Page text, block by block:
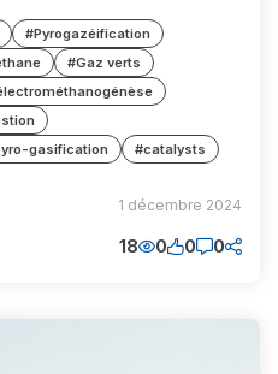
#Pyrogazéification
#Gaz verts
gasification #catalysts
1 décembre 2024
18 0 0 0